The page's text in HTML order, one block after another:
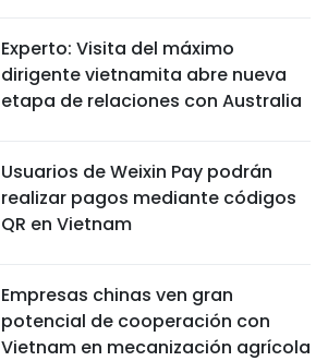
Experto: Visita del máximo
dirigente vietnamita abre nueva
etapa de relaciones con Australia
Usuarios de Weixin Pay podrán
realizar pagos mediante códigos
QR en Vietnam
Empresas chinas ven gran
potencial de cooperación con
Vietnam en mecanización agrícola